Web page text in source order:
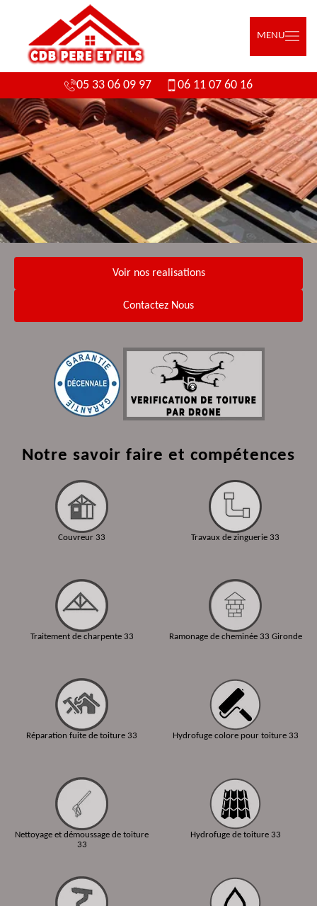
MENU
05 33 06 09 97 06 11 07 60 16
Voir nos realisations
Contactez Nous
Notre savoir faire et compétences
Couvreur 33
Traitement de charpente 33
Réparation fuite de toiture 33
Nettoyage et démoussage de toiture
33
Travaux de zinguerie 33
Ramonage de cheminée 33 Gironde
Hydrofuge colore pour toiture 33
Hydrofuge de toiture 33